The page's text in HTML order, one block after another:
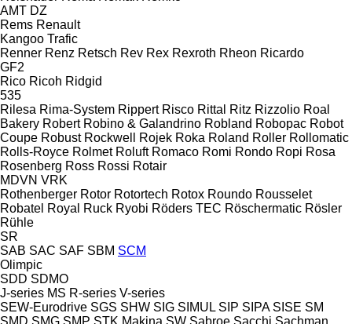
AMT DZ
Rems Renault
Kangoo Trafic
Renner Renz Retsch Rev Rex Rexroth Rheon Ricardo
GF2
Rico Ricoh Ridgid
535
Rilesa Rima-System Rippert Risco Rittal Ritz Rizzolio Roal
Bakery Robert Robino & Galandrino Robland Robopac Robot
Coupe Robust Rockwell Rojek Roka Roland Roller Rollomatic
Rolls-Royce Rolmet Roluft Romaco Romi Rondo Ropi Rosa
Rosenberg Ross Rossi Rotair
MDVN VRK
Rothenberger Rotor Rotortech Rotox Roundo Rousselet
Robatel Royal Ruck Ryobi Röders TEC Röschermatic Rösler
Rühle
SR
SAB SAC SAF SBM SCM
Olimpic
SDD SDMO
J-series MS R-series V-series
SEW-Eurodrive SGS SHW SIG SIMUL SIP SIPA SISE SM
SMD SMG SMP STK Makina SW Sabroe Sacchi Sachman